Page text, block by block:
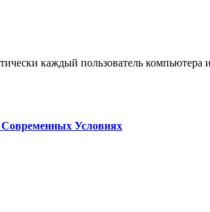
каждый пользователь компьютера
Условиях